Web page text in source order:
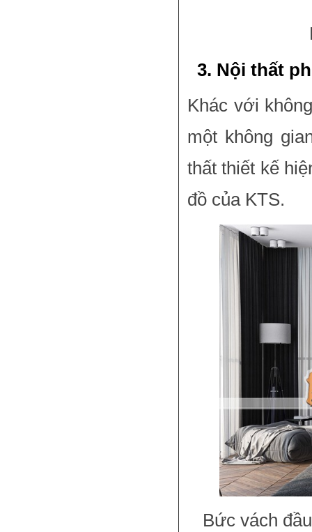
3. Nội thất
Khác với
một không
thất thiết kế
đồ của KTS.
Bức vách